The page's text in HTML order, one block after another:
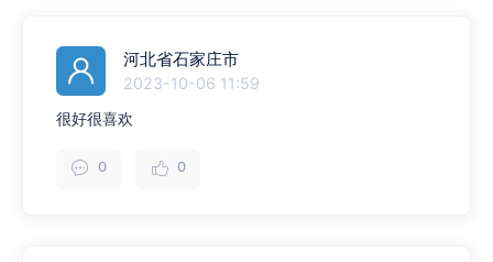
河北省石家庄市
2023-10-06 11:59
很好很喜欢
0 0